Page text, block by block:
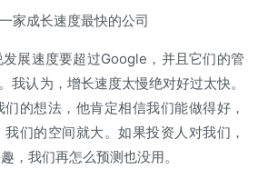
家成长速度最快的公司
展速度要超过Google，并且它们的管
我认为，增长速度太慢绝对好过太快。
的想法，他肯定相信我们能做得好，
们的空间就大。如果投资人对我们，
，我们再怎么预测也没用。